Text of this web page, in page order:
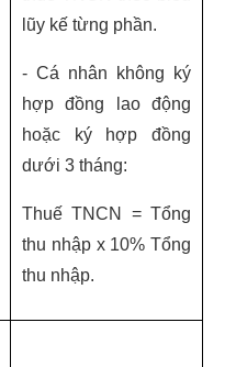
lũy kế từng phần.
- Cá nhân không ký
hợp đồng lao động
hoặc ký hợp đồng
dưới 3 tháng:
Thuế TNCN = Tổng
thu nhập x 10% Tổng
thu nhập.